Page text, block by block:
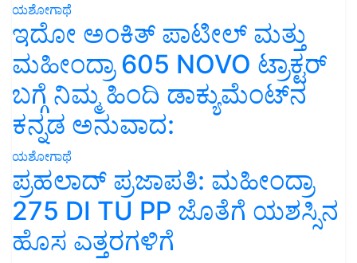
ಯಶೋಗಾಥೆ
ಇದೋ ಅಂಕಿತ್ ಪಾಟೀಲ್ ಮತ್ತು
ಮಹೀಂದ್ರಾ 605 NOVO ಟ್ರಾಕ್ಟರ್
ಬಗ್ಗೆ ನಿಮ್ಮ ಹಿಂದಿ ಡಾಕ್ಯುಮೆಂಟ್‌ನ
ಕನ್ನಡ ಅನುವಾದ:
ಯಶೋಗಾಥೆ
ಪ್ರಹಲಾದ್ ಪ್ರಜಾಪತಿ: ಮಹೀಂದ್ರಾ
275 DI TU PP ಜೊತೆಗೆ ಯಶಸ್ಸಿನ
ಹೊಸ ಎತ್ತರಗಳಿಗೆ